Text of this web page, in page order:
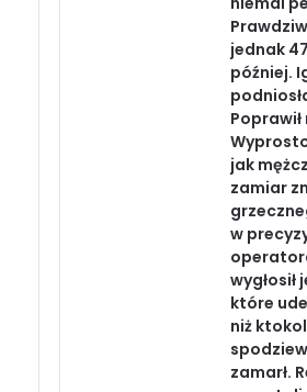
jednak
później.
jak
zamiar
w
wygłosił
które
niż
zamarł.